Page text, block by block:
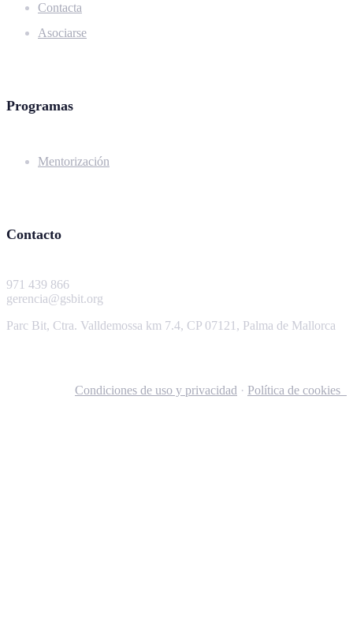
Contacta
Asociarse
Programas
Mentorización
Contacto
971 439 866
gerencia@gsbit.org
Parc Bit, Ctra. Valldemossa km 7.4, CP 07121, Palma de Mallorca
Condiciones de uso y privacidad · Política de cookies